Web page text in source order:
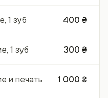
1 зуб 400 ₴
1 зуб 300 ₴
и печать
1 000 ₴